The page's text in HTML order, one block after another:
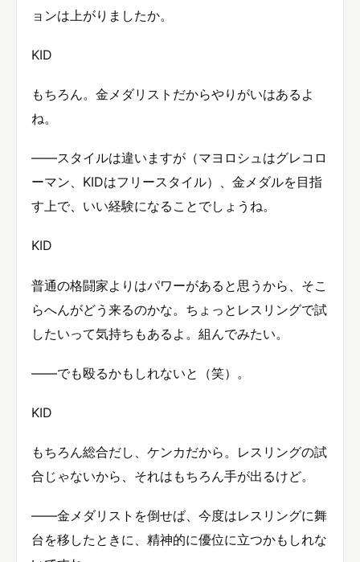
ョンは上がりましたか。
KID
もちろん。金メダリストだからやりがいはあるよ
ね。
——スタイルは違いますが（マヨロシュはグレコロ
ーマン、KIDはフリースタイル）、金メダルを目指
す上で、いい経験になることでしょうね。
KID
普通の格闘家よりはパワーがあると思うから、そこ
らへんがどう来るのかな。ちょっとレスリングで試
したいって気持ちもあるよ。組んでみたい。
——でも殴るかもしれないと（笑）。
KID
もちろん総合だし、ケンカだから。レスリングの試
合じゃないから、それはもちろん手が出るけど。
——金メダリストを倒せば、今度はレスリングに舞
台を移したときに、精神的に優位に立つかもしれな